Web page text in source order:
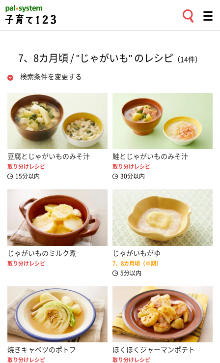
7、8カ月頃 / "じゃがいも" のレシピ （14件）
検索条件を変更する
豆腐とじゃがいものみそ汁
取り分けレシピ
15分以内
鮭とじゃがいものみそ汁
取り分けレシピ
30分以内
じゃがいものミルク煮
取り分けレシピ
じゃがいもがゆ
7、8カ月頃（中期）
5分以内
焼きキャベツのポトフ
取り分けレシピ
ほくほくジャーマンポテト
取り分けレシピ